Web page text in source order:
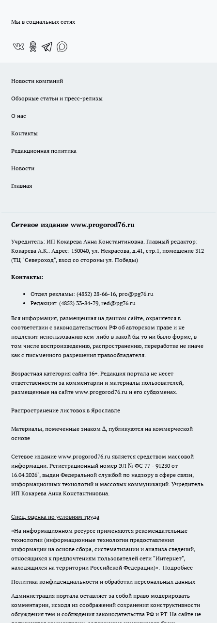
Мы в социальных сетях
Новости компаний
Обзорные статьи и пресс-релизы
О нас
Контакты
Редакционная политика
Новости
Главная
Сетевое издание www.progorod76.ru
Учредитель: ИП Кокарева Анна Константиновна. Главный редактор:
Кокарева А.К.. Адрес: 150040, ул. Некрасова, д.41, стр.1, помещение 312
(ТЦ "Североход", вход со стороны ул. Победы)
Контакты:
Отдел рекламы: (4852) 28-66-16, pro@pg76.ru
Редакция: (4852) 33-84-79, red@pg76.ru
Вся информация, размещенная на данном сайте, охраняется в
соответствии с законодательством РФ об авторском праве и не
подлежит использованию кем-либо в какой бы то ни было форме, в
том числе воспроизведению, распространению, переработке не иначе
как с письменного разрешения правообладателя.
Возрастная категория сайта 16+. Редакция портала не несет
ответственности за комментарии и материалы пользователей,
размещенные на сайте www.progorod76.ru и его субдоменах.
Распространение листовок в Ярославле
Материалы, помеченные знаком ∆, публикуются на коммерческой
основе
Сетевое издание www.progorod76.ru является средством массовой
информации. Регистрационный номер ЭЛ № ФС 77 - 91230 от
16.04.2026", выдан Федеральной службой по надзору в сфере связи,
информационных технологий и массовых коммуникаций. Учредитель
ИП Кокарева Анна Константиновна.
Спец. оценка по условиям труда
«На информационном ресурсе применяются рекомендательные
технологии (информационные технологии предоставления
информации на основе сбора, систематизации и анализа сведений,
относящихся к предпочтениям пользователей сети "Интернет",
находящихся на территории Российской Федерации)». Подробнее
Политика конфиденциальности и обработки персональных данных
Администрация портала оставляет за собой право модерировать
комментарии, исходя из соображений сохранения конструктивности
обсуждения тем и соблюдения законодательства РФ и РТ. На сайте не